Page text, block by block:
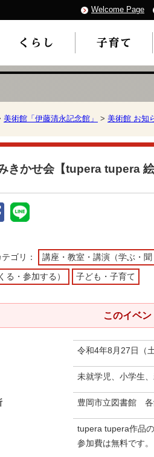
Welcome Page
美術館「伊藤清永記念館」 > 美術館 お知
きかせ会【tupera tupera 絵
ゴリ： 講座・教室・講演（学ぶ・聞
る・参加する） 子ども・子育て
このイベン
令和4年8月27日（
未就学児、小学生
豊岡市立図書館
tupera tupera作品
参加費は無料です。